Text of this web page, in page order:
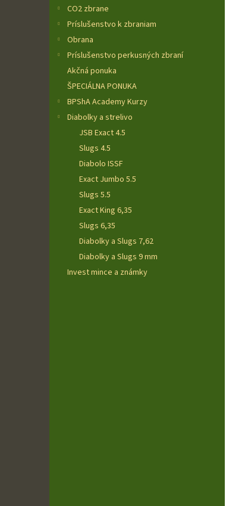
CO2 zbrane
Príslušenstvo k zbraniam
Obrana
Príslušenstvo perkusných zbraní
Akčná ponuka
ŠPECIÁLNA PONUKA
BPShA Academy Kurzy
Diabolky a strelivo
JSB Exact 4.5
Slugs 4.5
Diabolo ISSF
Exact Jumbo 5.5
Slugs 5.5
Exact King 6,35
Slugs 6,35
Diabolky a Slugs 7,62
Diabolky a Slugs 9 mm
Invest mince a známky